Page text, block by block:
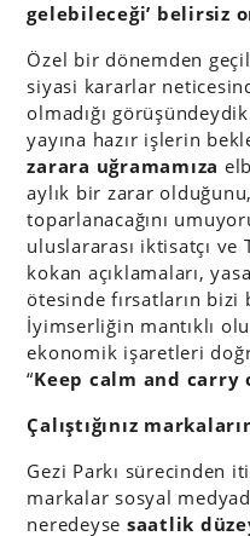
gelebileceği’ belirsiz
Özel bir dönemden
siyasi kararlar
olmadığı
yayına hazır işlerin
zarara uğramamıza
aylık bir zarar
toparlanacağını
uluslararası iktisatçı ve
kokan açıklamaları,
ötesinde fırsatların
İyimserliğin mantıklı
ekonomik işaretleri
“Keep calm and carry
Çalıştığınız
Gezi Parkı sürecinden
markalar sosyal
neredeyse saatlik